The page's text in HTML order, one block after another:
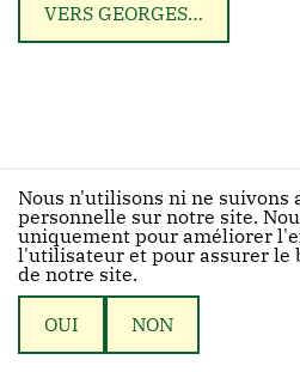
VERS GEORGES…
Nous n'utilisons ni ne suivons
personnelle sur notre site.
uniquement pour améliorer
l'utilisateur et pour assurer le
de notre site.
OUI NON